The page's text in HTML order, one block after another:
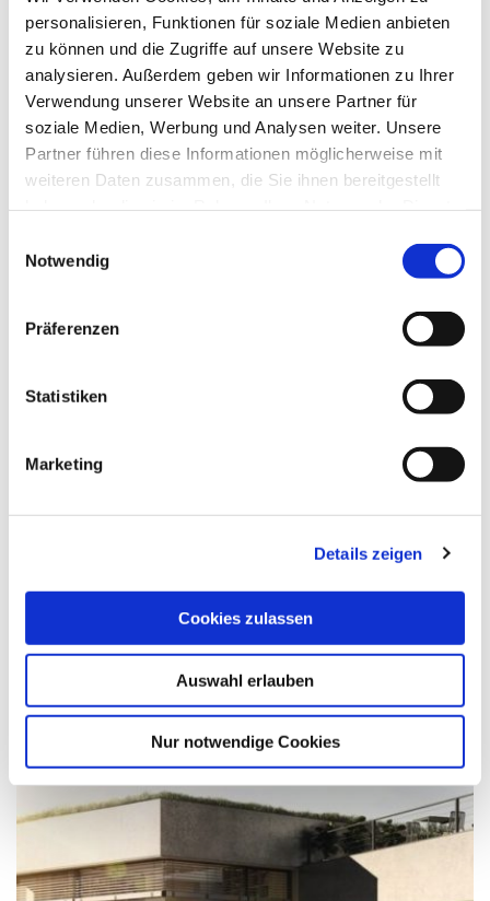
personalisieren, Funktionen für soziale Medien anbieten
zu können und die Zugriffe auf unsere Website zu
analysieren. Außerdem geben wir Informationen zu Ihrer
Verwendung unserer Website an unsere Partner für
soziale Medien, Werbung und Analysen weiter. Unsere
Partner führen diese Informationen möglicherweise mit
weiteren Daten zusammen, die Sie ihnen bereitgestellt
Notwendig
Präferenzen
Statistiken
Marketing
Details zeigen
Cookies zulassen
Auswahl erlauben
Nur notwendige Cookies
Farben
Weitere Informationen
Das könnte Sie auch interessieren
Aufsetz-Außenjalousie